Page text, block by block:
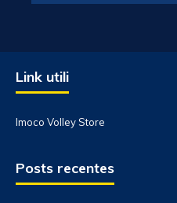
Link utili
Imoco Volley Store
Posts recentes